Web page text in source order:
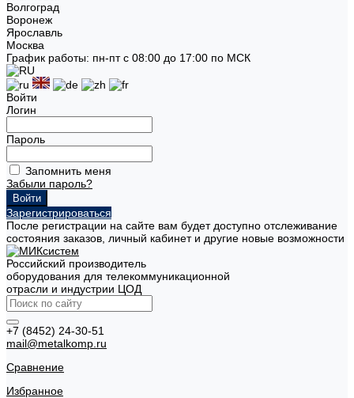
Волгоград
Воронеж
Ярославль
Москва
График работы: пн-пт с 08:00 до 17:00 по МСК
Войти
Логин
Пароль
Запомнить меня
Забыли пароль?
Зарегистрироваться
После регистрации на сайте вам будет доступно отслеживание
состояния заказов, личный кабинет и другие новые возможности
Российский производитель
оборудования для телекоммуникационной
отрасли и индустрии ЦОД
+7 (8452) 24-30-51
mail@metalkomp.ru
Сравнение
Избранное